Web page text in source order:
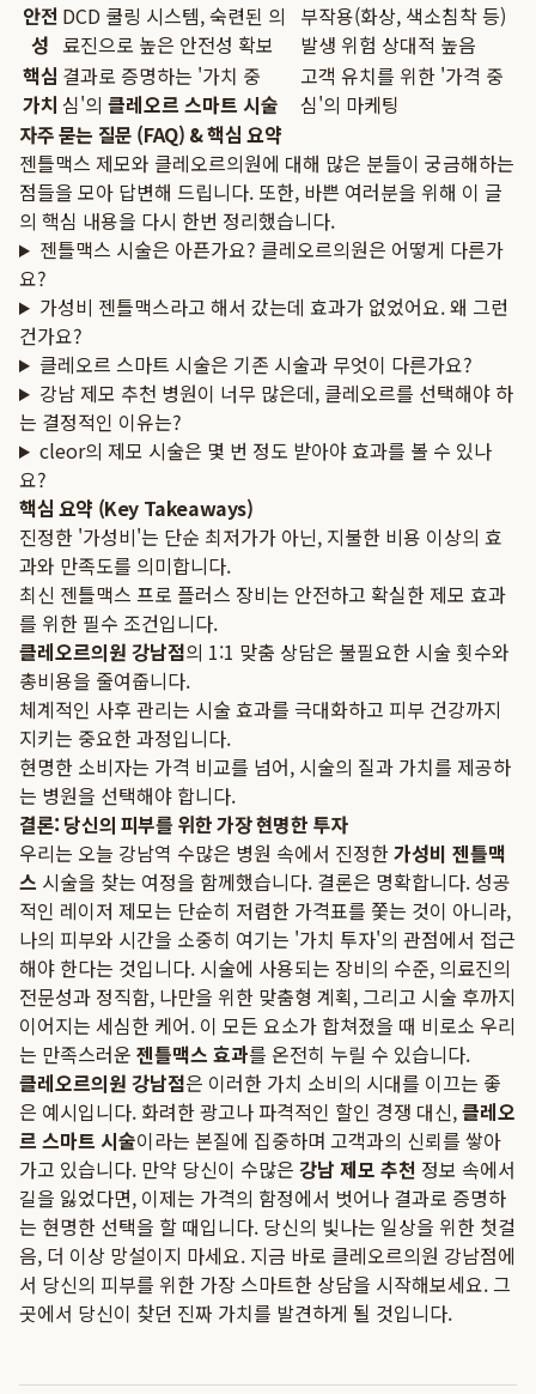
안전
성
DCD 쿨링 시스템, 숙련된 의
료진으로 높은 안전성 확보
부작용(화상, 색소침착 등)
발생 위험 상대적 높음
핵심
가치
결과로 증명하는 '가치 중
심'의 클레오르 스마트 시술
고객 유치를 위한 '가격 중
심'의 마케팅
자주 묻는 질문 (FAQ) & 핵심 요약
젠틀맥스 제모와 클레오르의원에 대해 많은 분들이 궁금해하는
점들을 모아 답변해 드립니다. 또한, 바쁜 여러분을 위해 이 글
의 핵심 내용을 다시 한번 정리했습니다.
젠틀맥스 시술은 아픈가요? 클레오르의원은 어떻게 다른가
요?
가성비 젠틀맥스라고 해서 갔는데 효과가 없었어요. 왜 그런
건가요?
클레오르 스마트 시술은 기존 시술과 무엇이 다른가요?
강남 제모 추천 병원이 너무 많은데, 클레오르를 선택해야 하
는 결정적인 이유는?
cleor의 제모 시술은 몇 번 정도 받아야 효과를 볼 수 있나
요?
핵심 요약 (Key Takeaways)
진정한 '가성비'는 단순 최저가가 아닌, 지불한 비용 이상의 효
과와 만족도를 의미합니다.
최신 젠틀맥스 프로 플러스 장비는 안전하고 확실한 제모 효과
를 위한 필수 조건입니다.
클레오르의원 강남점의 1:1 맞춤 상담은 불필요한 시술 횟수와
총비용을 줄여줍니다.
체계적인 사후 관리는 시술 효과를 극대화하고 피부 건강까지
지키는 중요한 과정입니다.
현명한 소비자는 가격 비교를 넘어, 시술의 질과 가치를 제공하
는 병원을 선택해야 합니다.
결론: 당신의 피부를 위한 가장 현명한 투자
우리는 오늘 강남역 수많은 병원 속에서 진정한가성비 젠틀맥
스 시술을 찾는 여정을 함께했습니다. 결론은 명확합니다. 성공
적인 레이저 제모는 단순히 저렴한 가격표를 쫓는 것이 아니라,
나의 피부와 시간을 소중히 여기는 '가치 투자'의 관점에서 접근
해야 한다는 것입니다. 시술에 사용되는 장비의 수준, 의료진의
전문성과 정직함, 나만을 위한 맞춤형 계획, 그리고 시술 후까지
이어지는 세심한 케어. 이 모든 요소가 합쳐졌을 때 비로소 우리
는 만족스러운 젠틀맥스 효과를 온전히 누릴 수 있습니다.
클레오르의원 강남점은 이러한 가치 소비의 시대를 이끄는 좋
은 예시입니다. 화려한 광고나 파격적인 할인 경쟁 대신,클레오
르 스마트 시술이라는 본질에 집중하며 고객과의 신뢰를 쌓아
가고 있습니다. 만약 당신이 수많은 강남 제모 추천 정보 속에서
길을 잃었다면, 이제는 가격의 함정에서 벗어나 결과로 증명하
는 현명한 선택을 할 때입니다. 당신의 빛나는 일상을 위한 첫걸
음, 더 이상 망설이지 마세요. 지금 바로 클레오르의원 강남점에
서 당신의 피부를 위한 가장 스마트한 상담을 시작해보세요. 그
곳에서 당신이 찾던 진짜 가치를 발견하게 될 것입니다.